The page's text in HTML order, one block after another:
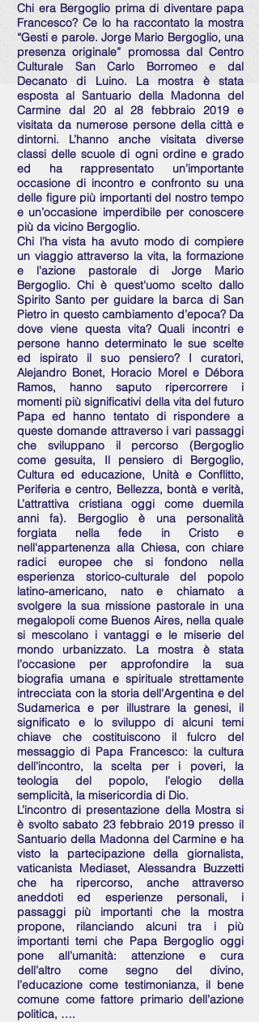
Chi era Bergoglio prima di diventare papa
Francesco? Ce lo ha raccontato la mostra
“Gesti e parole. Jorge Mario Bergoglio, una
presenza originale” promossa dal Centro
Culturale San Carlo Borromeo e dal
Decanato di Luino. La mostra è stata
esposta al Santuario della Madonna del
Carmine dal 20 al 28 febbraio 2019 e
visitata da numerose persone della città e
dintorni. L’hanno anche visitata diverse
classi delle scuole di ogni ordine e grado
ed ha rappresentato un’importante
occasione di incontro e confronto su una
delle figure più importanti del nostro tempo
e un’occasione imperdibile per conoscere
più da vicino Bergoglio.
Chi l’ha vista ha avuto modo di compiere
un viaggio attraverso la vita, la formazione
e l'azione pastorale di Jorge Mario
Bergoglio. Chi è quest'uomo scelto dallo
Spirito Santo per guidare la barca di San
Pietro in questo cambiamento d’epoca? Da
dove viene questa vita? Quali incontri e
persone hanno determinato le sue scelte
ed ispirato il suo pensiero? I curatori,
Alejandro Bonet, Horacio Morel e Débora
Ramos, hanno saputo ripercorrere i
momenti più significativi della vita del futuro
Papa ed hanno tentato di rispondere a
queste domande attraverso i vari passaggi
che sviluppano il percorso (Bergoglio
come gesuita, Il pensiero di Bergoglio,
Cultura ed educazione, Unità e Conflitto,
Periferia e centro, Bellezza, bontà e verità,
L’attrattiva cristiana oggi come duemila
anni fa). Bergoglio è una personalità
forgiata nella fede in Cristo e
nell'appartenenza alla Chiesa, con chiare
radici europee che si fondono nella
esperienza storico-culturale del popolo
latino-americano, nato e chiamato a
svolgere la sua missione pastorale in una
megalopoli come Buenos Aires, nella quale
si mescolano i vantaggi e le miserie del
mondo urbanizzato. La mostra è stata
l’occasione per approfondire la sua
biografia umana e spirituale strettamente
intrecciata con la storia dell’Argentina e del
Sudamerica e per illustrare la genesi, il
significato e lo sviluppo di alcuni temi
chiave che costituiscono il fulcro del
messaggio di Papa Francesco: la cultura
dell’incontro, la scelta per i poveri, la
teologia del popolo, l’elogio della
semplicità, la misericordia di Dio.
L’incontro di presentazione della Mostra si
è svolto sabato 23 febbraio 2019 presso il
Santuario della Madonna del Carmine e ha
visto la partecipazione della giornalista,
vaticanista Mediaset, Alessandra Buzzetti
che ha ripercorso, anche attraverso
aneddoti ed esperienze personali, i
passaggi più importanti che la mostra
propone, rilanciando alcuni tra i più
importanti temi che Papa Bergoglio oggi
pone all’umanità: attenzione e cura
dell’altro come segno del divino,
l’educazione come testimonianza, il bene
comune come fattore primario dell’azione
politica, ….